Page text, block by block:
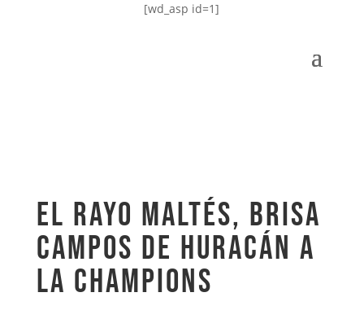
[wd_asp id=1]
El Rayo Maltés, Brisa
Campos de Huracán a
la Champions